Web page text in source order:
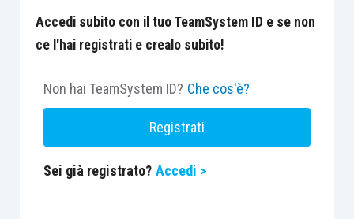
Accedi subito con il tuo TeamSystem ID e se non
ce l'hai registrati e crealo subito!
Non hai TeamSystem ID? Che cos'è?
Registrati
Sei già registrato? Accedi >